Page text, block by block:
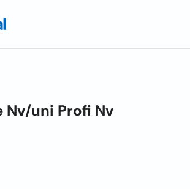
Nv/uni Profi Nv